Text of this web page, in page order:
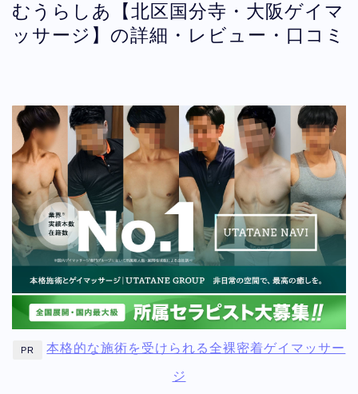
むうらしあ【北区国分寺・大阪ゲイマ
ッサージ】の詳細・レビュー・口コミ
PR 本格的な施術を受けられる全裸密着ゲイマッサー
ジ